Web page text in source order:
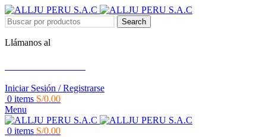
Search
Llámanos al
Iniciar Sesión / Registrarse
0 items S/0.00
Menu
0 items S/0.00